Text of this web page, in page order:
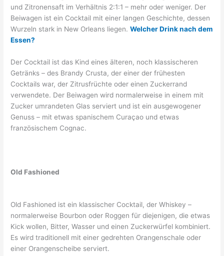
und Zitronensaft im Verhältnis 2:1:1 – mehr oder weniger. Der
Beiwagen ist ein Cocktail mit einer langen Geschichte, dessen
Wurzeln stark in New Orleans liegen.Welcher Drink nach dem
Essen?
Der Cocktail ist das Kind eines älteren, noch klassischeren
Getränks – des Brandy Crusta, der einer der frühesten
Cocktails war, der Zitrusfrüchte oder einen Zuckerrand
verwendete. Der Beiwagen wird normalerweise in einem mit
Zucker umrandeten Glas serviert und ist ein ausgewogener
Genuss – mit etwas spanischem Curaçao und etwas
französischem Cognac.
Old Fashioned
Old Fashioned ist ein klassischer Cocktail, der Whiskey –
normalerweise Bourbon oder Roggen für diejenigen, die etwas
Kick wollen, Bitter, Wasser und einen Zuckerwürfel kombiniert.
Es wird traditionell mit einer gedrehten Orangenschale oder
einer Orangenscheibe serviert.